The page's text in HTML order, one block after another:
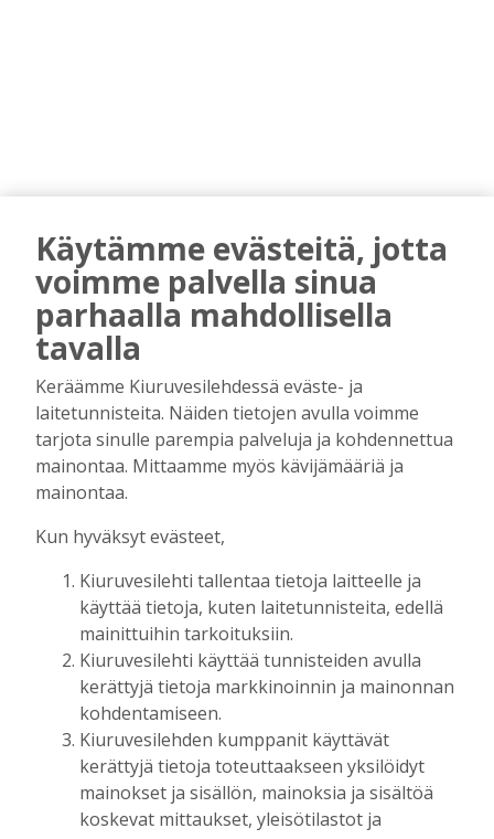
Kiuruvedelle ja Iisalmeen
ostopalvelulääkäri – tarkoituksena on
helpottaa kaupunkien lääkäripulaa
Tilaajille
Aku Laatikainen 7.8.2026 12:00
Golftapahtuma tuotti jälleen komeasti
tukea Kiuruveden nuorille – palkittavat
julkaistaan loppuvuodesta
Tilaajille
Aku Laatikainen
Biokaasu, Hingunniemi, tiet,
rahoitusasiat, työllisyys, lääkäripula… –
ministeri Sari Essayahin kanssa piisasi
keskustelunaiheita
Tilaajille
Aku Laatikainen 6.8.2026 16:00
OP Kaskimaan vakavaraisuus vahvistui –
korkotason muutos heijastui alkuvuoden
tulokseen
Tilaajille
Käytämme evästeitä, jotta
voimme palvella sinua
parhaalla mahdollisella
tavalla
Keräämme Kiuruvesilehdessä eväste- ja
laitetunnisteita. Näiden tietojen avulla voimme
tarjota sinulle parempia palveluja ja kohdennettua
mainontaa. Mittaamme myös kävijämääriä ja
mainontaa.
Kun hyväksyt evästeet,
Kiuruvesilehti tallentaa tietoja laitteelle ja
käyttää tietoja, kuten laitetunnisteita, edellä
mainittuihin tarkoituksiin.
Kiuruvesilehti käyttää tunnisteiden avulla
kerättyjä tietoja markkinoinnin ja mainonnan
kohdentamiseen.
Kiuruvesilehden kumppanit käyttävät
kerättyjä tietoja toteuttaakseen yksilöidyt
mainokset ja sisällön, mainoksia ja sisältöä
koskevat mittaukset, yleisötilastot ja